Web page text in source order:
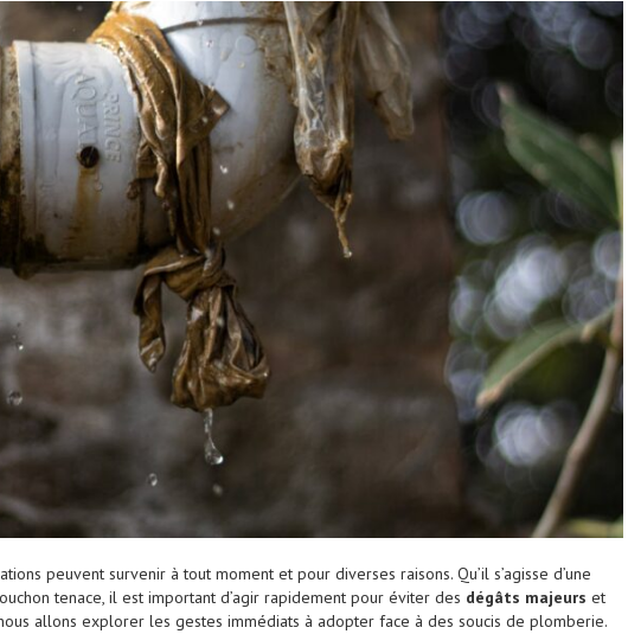
peuvent survenir à tout moment et pour diverses raisons. Qu’il s’agisse d’une
tenace, il est important d’agir rapidement pour éviter des dégâts majeurs et
allons explorer les gestes immédiats à adopter face à des soucis de plomberie.